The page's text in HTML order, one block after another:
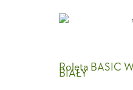
Roleta BASIC
BIAŁY